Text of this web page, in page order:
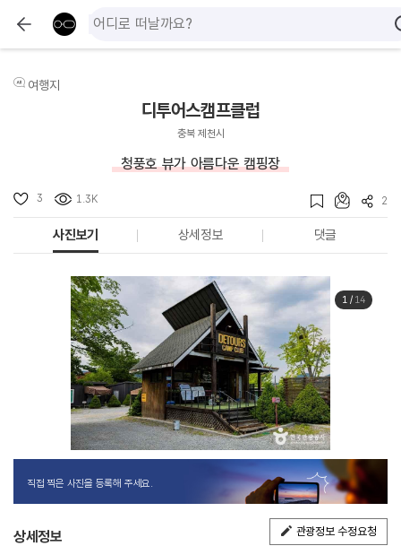
여행지
디투어스캠프클럽
충북 제천시
청풍호 뷰가 아름다운 캠핑장
3 1.3K 2
사진보기 상세정보 댓글
1/ 14
직접 찍은 사진을 등록해 주세요.
상세정보 관광정보 수정요청